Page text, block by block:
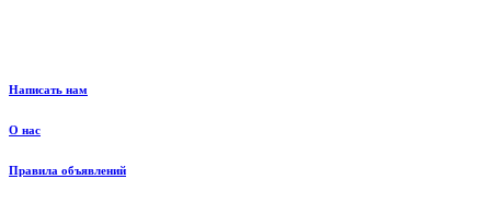
Написать нам
О нас
Правила объявлений